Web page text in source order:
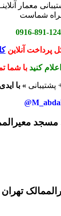
معمار
شماست
آنلاین
اعلام کنید با شما
پشتیبانی » با
مسجد
تهران